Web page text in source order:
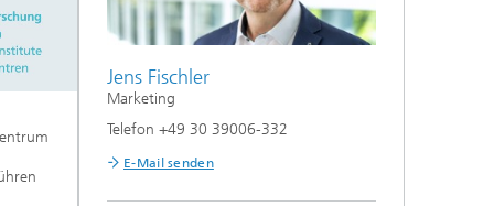
Jens Fischler
Marketing
Telefon +49 30 39006-332
E-Mail senden